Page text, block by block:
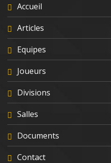
Accueil
Articles
Equipes
Joueurs
Divisions
Salles
Documents
Contact